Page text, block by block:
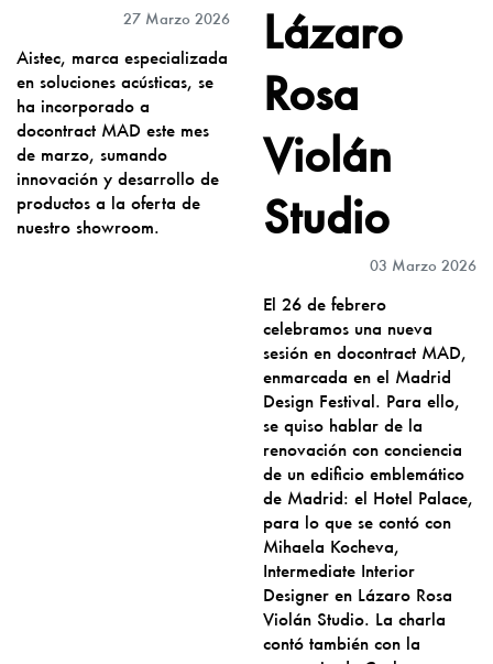
27 Marzo 2026
Aistec, marca especializada
en soluciones acústicas, se
ha incorporado a
docontract MAD este mes
de marzo, sumando
innovación y desarrollo de
productos a la oferta de
nuestro showroom.
Lázaro
Rosa
Violán
Studio
03 Marzo 2026
El 26 de febrero
celebramos una nueva
sesión en docontract MAD,
enmarcada en el Madrid
Design Festival. Para ello,
se quiso hablar de la
renovación con conciencia
de un edificio emblemático
de Madrid: el Hotel Palace,
para lo que se contó con
Mihaela Kocheva,
Intermediate Interior
Designer en Lázaro Rosa
Violán Studio. La charla
contó también con la